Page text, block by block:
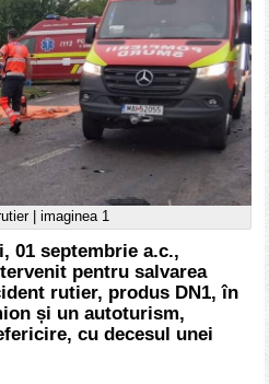
| imaginea 1
01 septembrie a.c.,
pentru salvarea
rutier, produs DN1, în
și un autoturism,
cu decesul unei